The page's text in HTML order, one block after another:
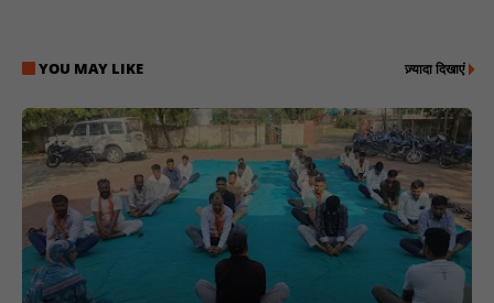
YOU MAY LIKE ज़्यादा दिखाएं